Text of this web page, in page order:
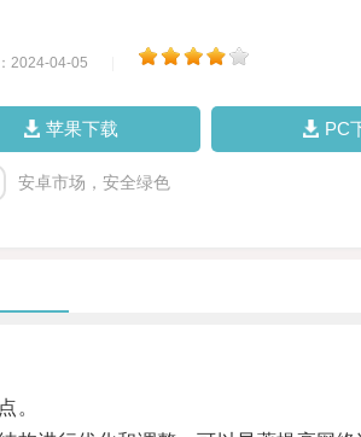
2024-04-05
苹果下载 PC
安卓市场，安全绿色
。